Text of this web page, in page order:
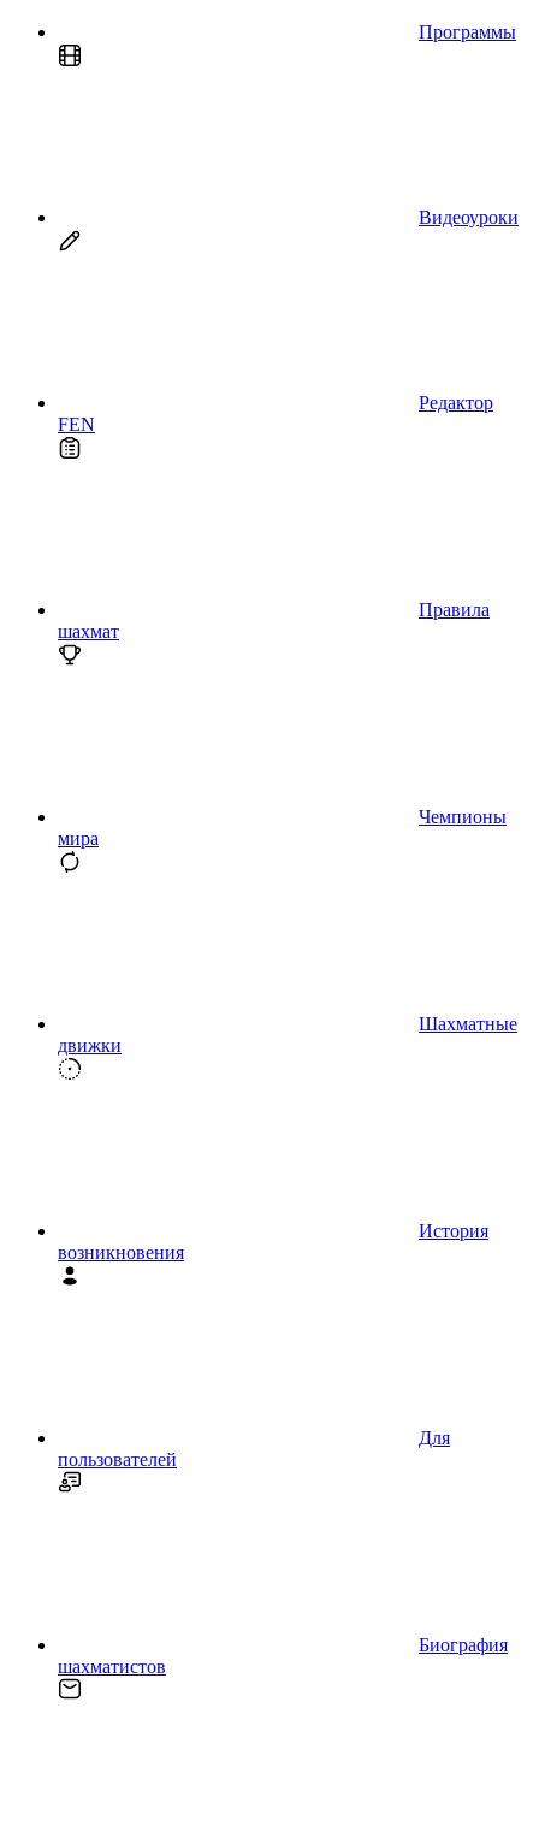
Программы
Видеоуроки
Редактор
FEN
Правила
шахмат
Чемпионы
мира
Шахматные
движки
История
возникновения
Для
пользователей
Биография
шахматистов